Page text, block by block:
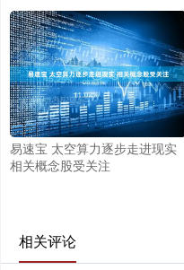
易速宝 太空算力逐步走进现实
相关概念股受关注
相关评论